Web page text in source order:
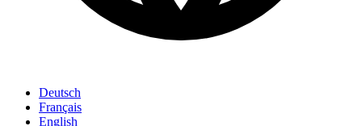
Deutsch
Français
English